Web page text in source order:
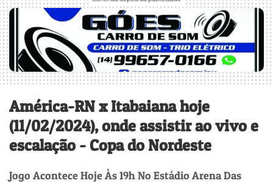
América-RN x Itabaiana hoje
(11/02/2024), onde assistir ao vivo e
escalação - Copa do Nordeste
Jogo Acontece Hoje Às 19h No Estádio Arena Das